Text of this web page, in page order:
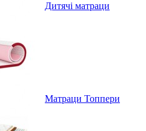
Дитячі матраци
Матраци Топпери